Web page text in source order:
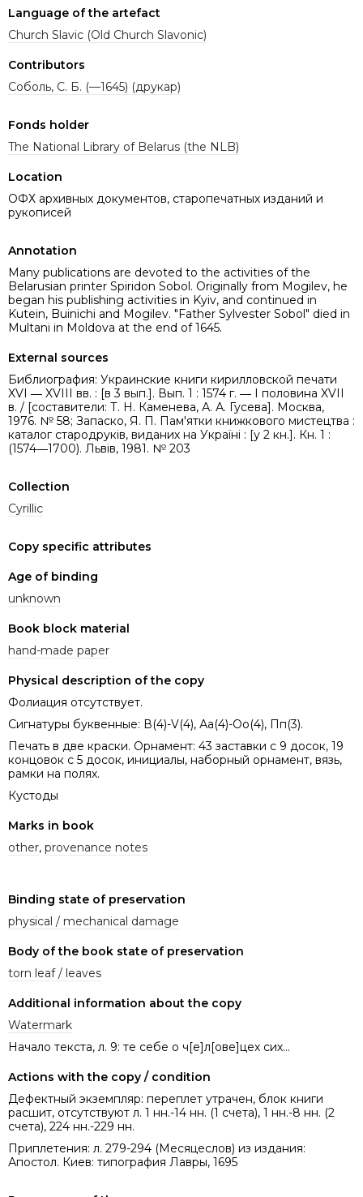
Language of the artefact
Church Slavic (Old Church Slavonic)
Contributors
Соболь, С. Б. (—1645) (друкар)
Fonds holder
The National Library of Belarus (the NLB)
Location
ОФХ архивных документов, старопечатных изданий и
рукописей
Annotation
Many publications are devoted to the activities of the
Belarusian printer Spiridon Sobol. Originally from Mogilev, he
began his publishing activities in Kyiv, and continued in
Kutein, Buinichi and Mogilev. "Father Sylvester Sobol" died in
Multani in Moldova at the end of 1645.
External sources
Библиография: Украинские книги кирилловской печати
XVI ― XVIII вв. : [в 3 вып.]. Вып. 1 : 1574 г. ― I половина XVII
в. / [составители: Т. Н. Каменева, А. А. Гусева]. Москва,
1976. № 58; Запаско, Я. П. Пам'ятки книжкового мистецтва :
каталог стародруків, виданих на Україні : [у 2 кн.]. Кн. 1 :
(1574―1700). Львів, 1981. № 203
Collection
Cyrillic
Copy specific attributes
Age of binding
unknown
Book block material
hand-made paper
Physical description of the copy
Фолиация отсутствует.
Сигнатуры буквенные: В(4)-V(4), Аа(4)-Оо(4), Пп(3).
Печать в две краски. Орнамент: 43 заставки с 9 досок, 19
концовок с 5 досок, инициалы, наборный орнамент, вязь,
рамки на полях.
Кустоды
Marks in book
other, provenance notes
Binding state of preservation
physical / mechanical damage
Body of the book state of preservation
torn leaf / leaves
Additional information about the copy
Watermark
Начало текста, л. 9: те себе о ч[е]л[ове]цех сих...
Actions with the copy / condition
Дефектный экземпляр: переплет утрачен, блок книги
расшит, отсутствуют л. 1 нн.-14 нн. (1 счета), 1 нн.-8 нн. (2
счета), 224 нн.-229 нн.
Приплетения: л. 279-294 (Месяцеслов) из издания:
Апостол. Киев: типография Лавры, 1695